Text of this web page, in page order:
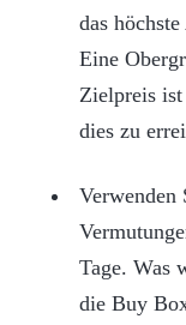
das
Eine
Zielpreis
dies zu
Verwenden
Tage. Was
die Buy